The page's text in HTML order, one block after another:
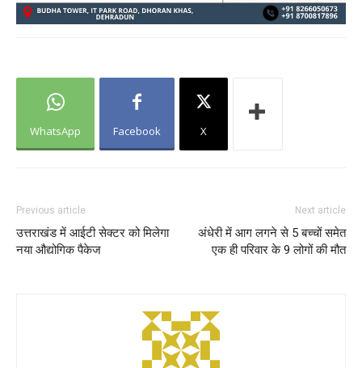
WhatsApp Facebook X
Previous article
उत्तराखंड में आईटी सेक्टर को मिलेगा
नया औद्योगिक पैकेज
Next article
अंधेरी में आग लगने से 5 बच्चों समेत
एक ही परिवार के 9 लोगों की मौत